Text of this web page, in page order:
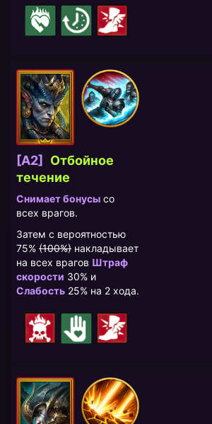
[A2] Отбойное
течение
Снимает бонусы со
всех врагов.
Затем с вероятностью
75% (100%) накладывает
на всех врагов Штраф
скорости 30% и
Слабость 25% на 2 хода.